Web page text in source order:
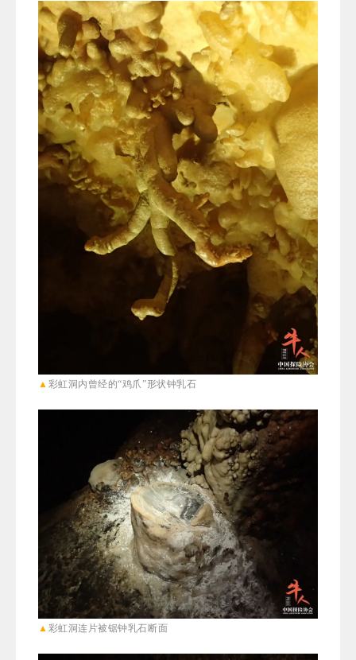
▲ 彩虹洞内曾经的“鸡爪”形状钟乳石
▲ 彩虹洞连片被锯钟乳石断面